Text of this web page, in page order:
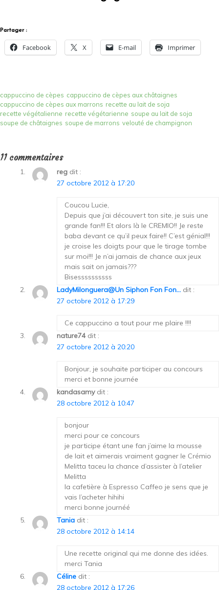
Partager :
Facebook X E-mail Imprimer
cappuccino de cèpes cappuccino de cèpes aux châtaignes
cappuccino de cèpes aux marrons recette au lait de soja
recette végétalienne recette végétarienne soupe au lait de soja
soupe de châtaignes soupe de marrons velouté de champignon
11 commentaires
reg dit :
27 octobre 2012 à 17:20
Coucou Lucie,
Depuis que j’ai découvert ton site, je suis une
grande fan!!! Et alors là le CREMIO!! Je reste
baba devant ce qu’il peux faire!! C’est génial!!!
je croise les doigts pour que le tirage tombe
sur moi!!! Je n’ai jamais de chance aux jeux
mais sait on jamais???
Bisessssssssss
LadyMilonguera@Un Siphon Fon Fon... dit :
27 octobre 2012 à 17:29
Ce cappuccino a tout pour me plaire !!!!
nature74 dit :
27 octobre 2012 à 20:20
Bonjour, je souhaite participer au concours
merci et bonne journée
kandasamy dit :
28 octobre 2012 à 10:47
bonjour
merci pour ce concours
je participe étant une fan j’aime la mousse
de lait et aimerais vraiment gagner le Crémio
Melitta taceu la chance d’assister à l’atelier
Melitta
la cafetière à Espresso Caffeo je sens que je
vais l’acheter hihihi
merci bonne journéé
Tania dit :
28 octobre 2012 à 14:14
Une recette original qui me donne des idées.
merci Tania
Céline dit :
28 octobre 2012 à 17:26